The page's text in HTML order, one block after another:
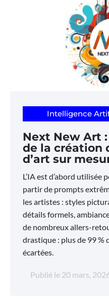
Intelligence
Next New Art
de la création
d’art sur
L’IA est d’abord utilisée
partir de prompts
les artistes : styles
détails formels,
de nombreux allers-
drastique : plus de 99 %
écartées.
Publié le 20 mars,